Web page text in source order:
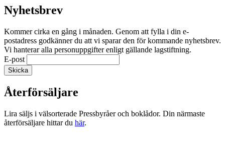
Nyhetsbrev
Kommer cirka en gång i månaden. Genom att fylla i din e-
postadress godkänner du att vi sparar den för kommande nyhetsbrev.
Vi hanterar alla personuppgifter enligt gällande lagstiftning.
E-post
Återförsäljare
Lira säljs i välsorterade Pressbyråer och boklådor. Din närmaste
återförsäljare hittar du här.